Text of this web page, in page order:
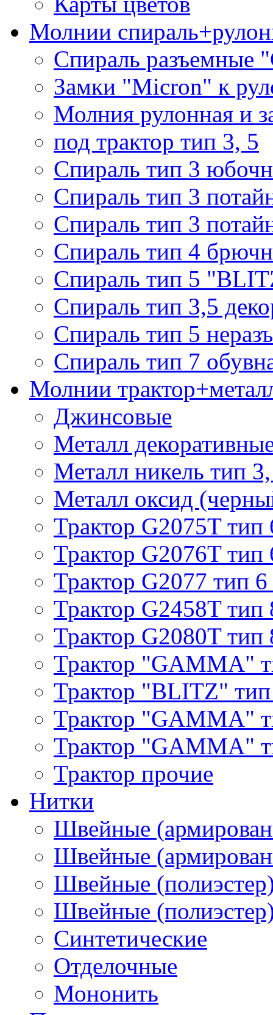
Молнии
Спираль разъемные
Замки "Micron" к
Молния рулонная и
под трактор тип 3, 5
Спираль тип 3
Спираль тип 3
Спираль тип 3
Спираль тип 4
Спираль тип 5
Спираль тип 3,5
Спираль тип 5
Спираль тип 7
Молнии
Джинсовые
Металл
Металл никель тип
Металл оксид
Трактор G2075T тип
Трактор G2076T тип
Трактор G2077 тип 6
Трактор G2458T тип
Трактор G2080T тип
Трактор "GAMMA"
Трактор "BLITZ"
Трактор "GAMMA"
Трактор "GAMMA"
Трактор прочие
Нитки
Швейные
Швейные
Швейные
Швейные
Синтетические
Отделочные
Мононить